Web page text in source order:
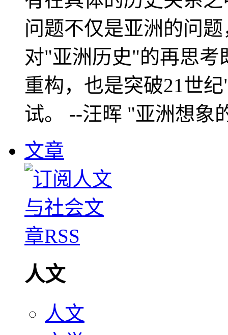
问题不仅是亚洲的问
对"亚洲历史"的再思考
重构，也是突破21世
试。 --汪晖 "亚洲想象
文章
人文
人文